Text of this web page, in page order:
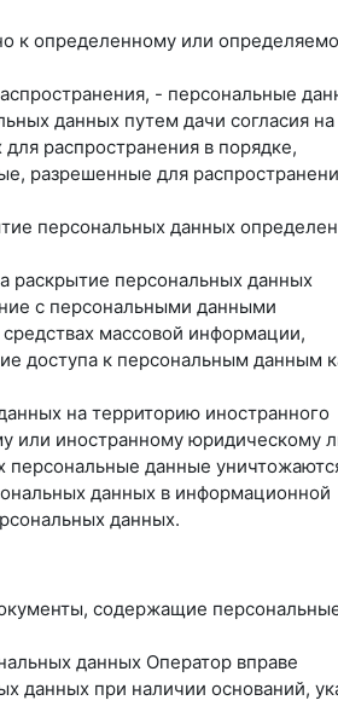
к определенному или
- персональные
данных путем дачи согласия на
распространения в порядке,
разрешенные для
персональных данных
раскрытие персональных данных
с персональными данными
массовой информации,
доступа к персональным данным
на территорию иностранного
или иностранному юридическому
персональные данные
данных в информационной
данных.
содержащие
данных Оператор вправе
данных при наличии оснований,